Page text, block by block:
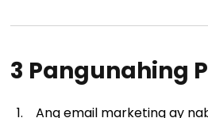
3 Pangunahing
Ang email marketing ay